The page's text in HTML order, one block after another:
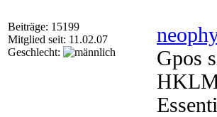
Beiträge: 15199
Mitglied seit: 11.02.07
Geschlecht:
Gpos